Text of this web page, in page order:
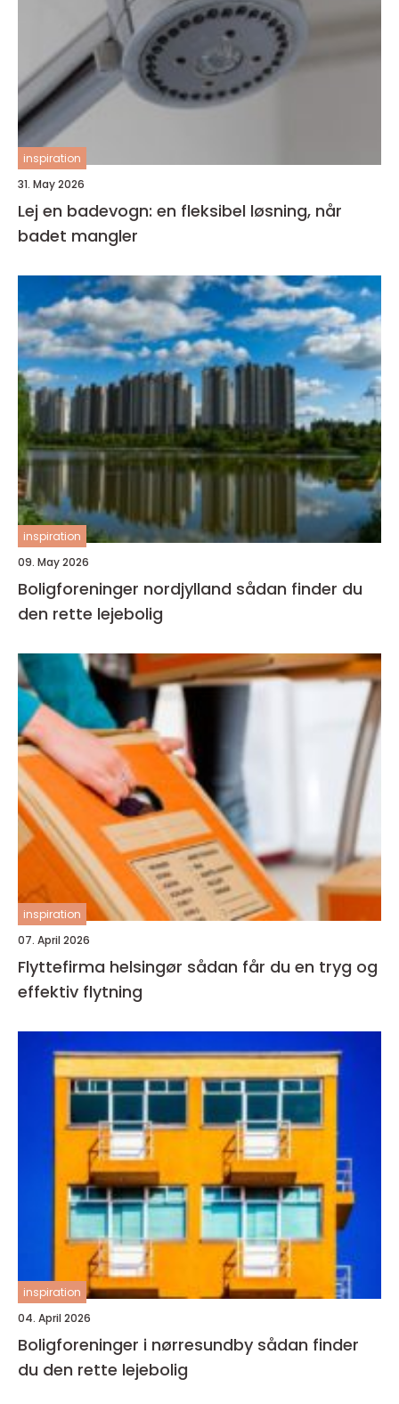
inspiration
31. May 2026
Lej en badevogn: en fleksibel løsning, når
badet mangler
inspiration
09. May 2026
Boligforeninger nordjylland sådan finder du
den rette lejebolig
inspiration
07. April 2026
Flyttefirma helsingør sådan får du en tryg og
effektiv flytning
inspiration
04. April 2026
Boligforeninger i nørresundby sådan finder
du den rette lejebolig